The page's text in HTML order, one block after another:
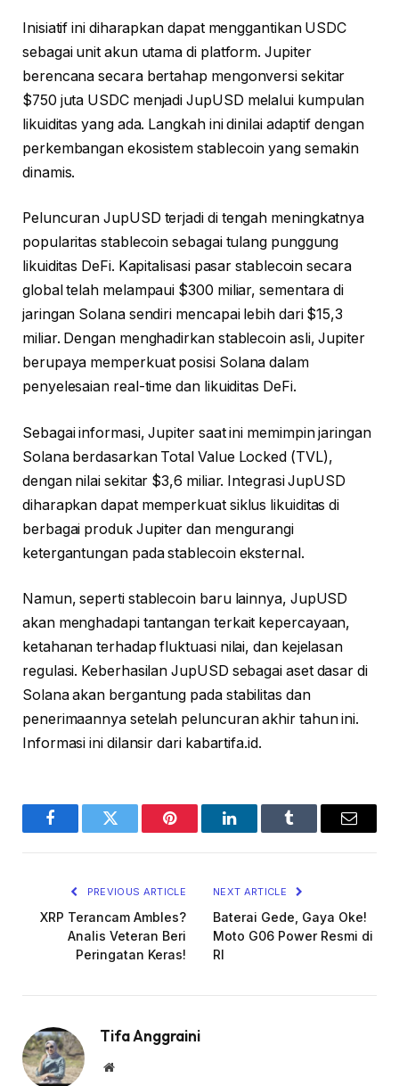
Inisiatif ini diharapkan dapat menggantikan USDC
sebagai unit akun utama di platform. Jupiter
berencana secara bertahap mengonversi sekitar
$750 juta USDC menjadi JupUSD melalui kumpulan
likuiditas yang ada. Langkah ini dinilai adaptif dengan
perkembangan ekosistem stablecoin yang semakin
dinamis.
Peluncuran JupUSD terjadi di tengah meningkatnya
popularitas stablecoin sebagai tulang punggung
likuiditas DeFi. Kapitalisasi pasar stablecoin secara
global telah melampaui $300 miliar, sementara di
jaringan Solana sendiri mencapai lebih dari $15,3
miliar. Dengan menghadirkan stablecoin asli, Jupiter
berupaya memperkuat posisi Solana dalam
penyelesaian real-time dan likuiditas DeFi.
Sebagai informasi, Jupiter saat ini memimpin jaringan
Solana berdasarkan Total Value Locked (TVL),
dengan nilai sekitar $3,6 miliar. Integrasi JupUSD
diharapkan dapat memperkuat siklus likuiditas di
berbagai produk Jupiter dan mengurangi
ketergantungan pada stablecoin eksternal.
Namun, seperti stablecoin baru lainnya, JupUSD
akan menghadapi tantangan terkait kepercayaan,
ketahanan terhadap fluktuasi nilai, dan kejelasan
regulasi. Keberhasilan JupUSD sebagai aset dasar di
Solana akan bergantung pada stabilitas dan
penerimaannya setelah peluncuran akhir tahun ini.
Informasi ini dilansir dari kabartifa.id.
FacebookTwitter Pinterest LinkedInTumblr Email
PREVIOUS ARTICLE
XRP Terancam Ambles?
Analis Veteran Beri
Peringatan Keras!
NEXT ARTICLE
Baterai Gede, Gaya Oke!
Moto G06 Power Resmi di
RI
Tifa Anggraini
Website